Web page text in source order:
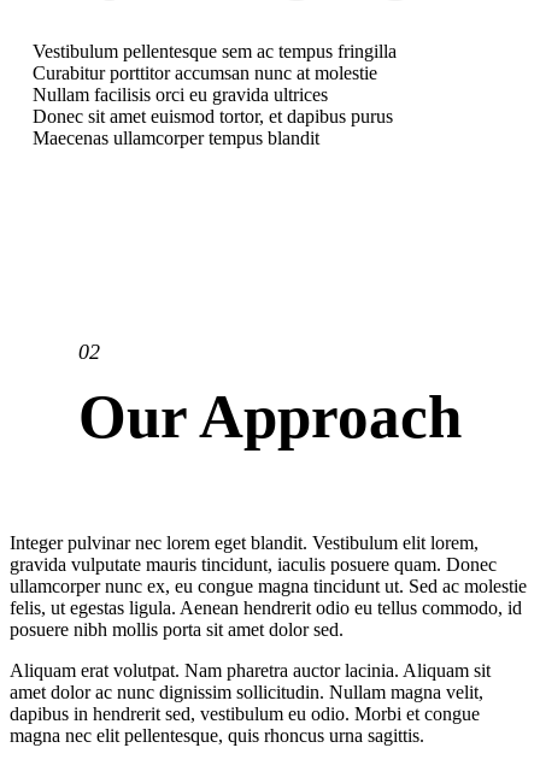
Vestibulum pellentesque sem ac tempus fringilla
Curabitur porttitor accumsan nunc at molestie
Nullam facilisis orci eu gravida ultrices
Donec sit amet euismod tortor, et dapibus purus
Maecenas ullamcorper tempus blandit
02
Our Approach
Integer pulvinar nec lorem eget blandit. Vestibulum elit lorem,
gravida vulputate mauris tincidunt, iaculis posuere quam. Donec
ullamcorper nunc ex, eu congue magna tincidunt ut. Sed ac molestie
felis, ut egestas ligula. Aenean hendrerit odio eu tellus commodo, id
posuere nibh mollis porta sit amet dolor sed.
Aliquam erat volutpat. Nam pharetra auctor lacinia. Aliquam sit
amet dolor ac nunc dignissim sollicitudin. Nullam magna velit,
dapibus in hendrerit sed, vestibulum eu odio. Morbi et congue
magna nec elit pellentesque, quis rhoncus urna sagittis.